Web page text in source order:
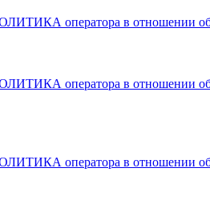
оператора в отношении
оператора в отношении
оператора в отношении